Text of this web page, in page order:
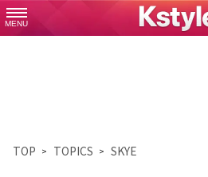
MENU
TOP TOPICS SKYE